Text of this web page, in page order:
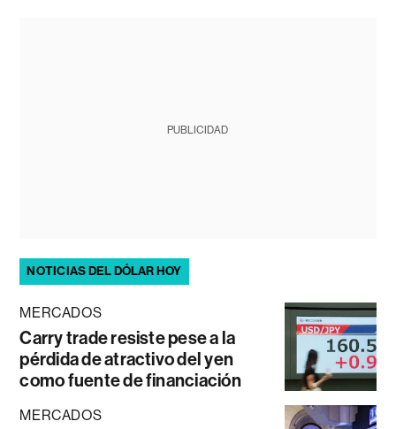
PUBLICIDAD
NOTICIAS DEL DÓLAR HOY
MERCADOS
Carry trade resiste pese a la
pérdida de atractivo del yen
como fuente de financiación
MERCADOS